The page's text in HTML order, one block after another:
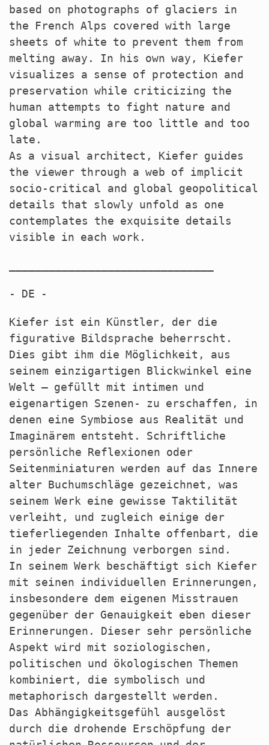
based on photographs of glaciers in
the French Alps covered with large
sheets of white to prevent them from
melting away. In his own way, Kiefer
visualizes a sense of protection and
preservation while criticizing the
human attempts to fight nature and
global warming are too little and too
late.
As a visual architect, Kiefer guides
the viewer through a web of implicit
socio-critical and global geopolitical
details that slowly unfold as one
contemplates the exquisite details
visible in each work.
- DE -
Kiefer ist ein Künstler, der die
figurative Bildsprache beherrscht.
Dies gibt ihm die Möglichkeit, aus
seinem einzigartigen Blickwinkel eine
Welt – gefüllt mit intimen und
eigenartigen Szenen- zu erschaffen, in
denen eine Symbiose aus Realität und
Imaginärem entsteht. Schriftliche
persönliche Reflexionen oder
Seitenminiaturen werden auf das Innere
alter Buchumschläge gezeichnet, was
seinem Werk eine gewisse Taktilität
verleiht, und zugleich einige der
tieferliegenden Inhalte offenbart, die
in jeder Zeichnung verborgen sind.
In seinem Werk beschäftigt sich Kiefer
mit seinen individuellen Erinnerungen,
insbesondere dem eigenen Misstrauen
gegenüber der Genauigkeit eben dieser
Erinnerungen. Dieser sehr persönliche
Aspekt wird mit soziologischen,
politischen und ökologischen Themen
kombiniert, die symbolisch und
metaphorisch dargestellt werden.
Das Abhängigkeitsgefühl ausgelöst
durch die drohende Erschöpfung der